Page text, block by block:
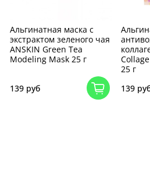
Альгинатная маска с
экстрактом зеленого чая
ANSKIN Green Tea
Modeling Mask 25 г
139 руб
25 г
139